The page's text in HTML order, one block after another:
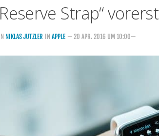
Strap“
NIKLAS JUTZLER IN APPLE — 20 APR. 2016 UM 10:00—